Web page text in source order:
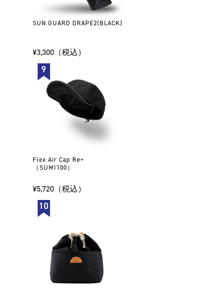
SUN GUARD DRAPE2(BLACK)
¥3,300（税込）
Flex Air Cap Re+
（SUMI100）
¥5,720（税込）